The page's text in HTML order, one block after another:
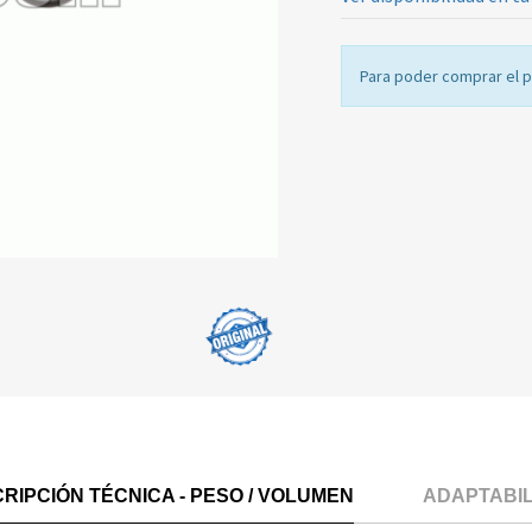
Para poder comprar el
TÉCNICA - PESO / VOLUMEN